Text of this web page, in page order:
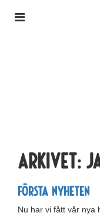
Arkivet:
Första nyheten
Nu har vi fått vår nya